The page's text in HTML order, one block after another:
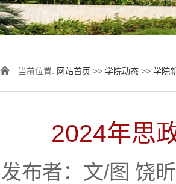
当前位置: 网站首页 >> 学院动态 >> 学院
2024年思
发布者：文/图 饶